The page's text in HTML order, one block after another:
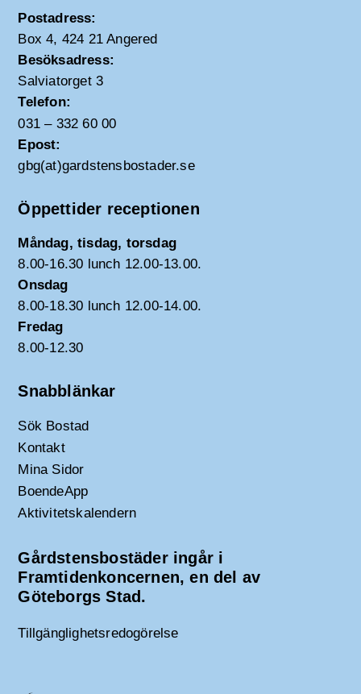
Postadress:
Box 4, 424 21 Angered
Besöksadress:
Salviatorget 3
Telefon:
031 – 332 60 00
Epost:
gbg(at)gardstensbostader.se
Öppettider receptionen
Måndag, tisdag, torsdag
8.00-16.30 lunch 12.00-13.00.
Onsdag
8.00-18.30 lunch 12.00-14.00.
Fredag
8.00-12.30
Snabblänkar
Sök Bostad
Kontakt
Mina Sidor
BoendeApp
Aktivitetskalendern
Gårdstensbostäder ingår i
Framtidenkoncernen, en del av
Göteborgs Stad.
Tillgänglighetsredogörelse